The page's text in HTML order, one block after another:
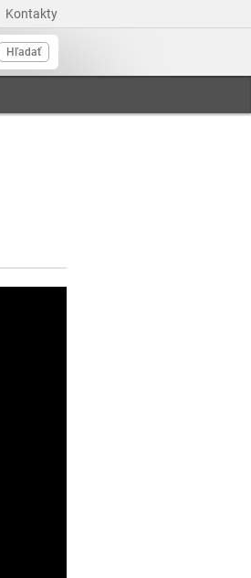
Kontakty
Hľadať